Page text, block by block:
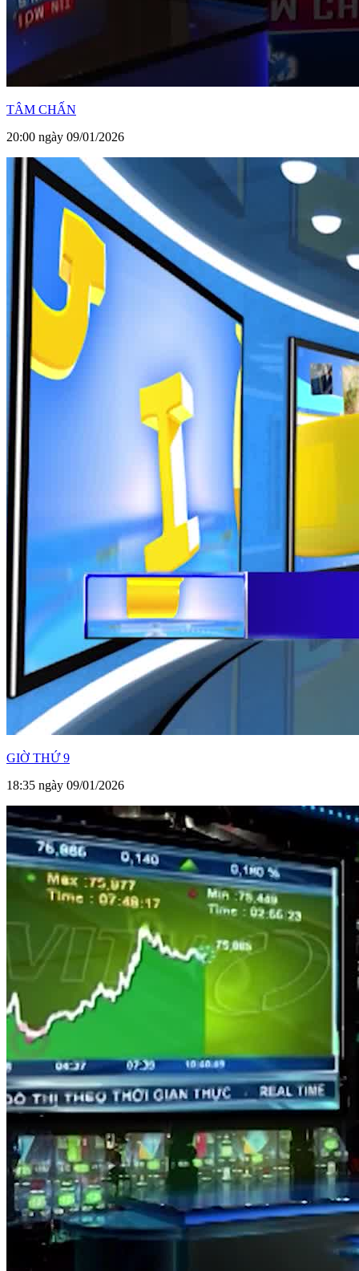
TÂM CHẤN
20:00 ngày 09/01/2026
GIỜ THỨ 9
18:35 ngày 09/01/2026